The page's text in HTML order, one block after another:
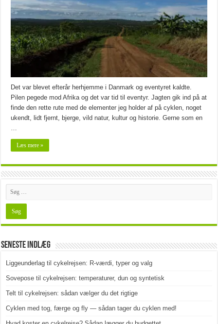
Det var blevet efterår herhjemme i Danmark og eventyret kaldte.
Pilen pegede mod Afrika og det var tid til eventyr. Jagten gik ind på at
finde den rette rute med de elementer jeg holder af på cyklen, noget
ukendt, lidt fjernt, bjerge, vild natur, kultur og historie. Gerne som en
Læs mere »
Seneste indlæg
Liggeunderlag til cykelrejsen: R-værdi, typer og valg
Sovepose til cykelrejsen: temperaturer, dun og syntetisk
Telt til cykelrejsen: sådan vælger du det rigtige
Cyklen med tog, færge og fly — sådan tager du cyklen med!